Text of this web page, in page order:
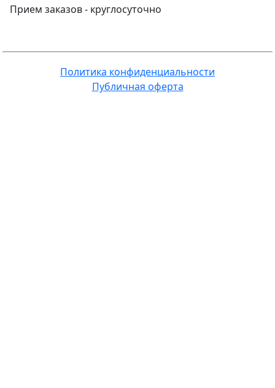
Прием заказов - круглосуточно
Политика конфиденциальности
Публичная оферта